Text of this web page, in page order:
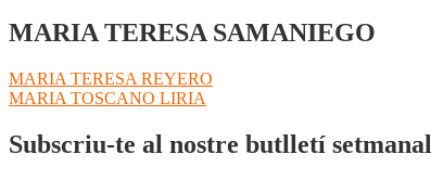
MARIA TERESA SAMANIEGO
Navegació
d'entrades
Entrada
anterior:
MARIA TERESA REYERO
Pròxima
MARIA TOSCANO LIRIA
Subscriu-te al nostre butlletí setmanal